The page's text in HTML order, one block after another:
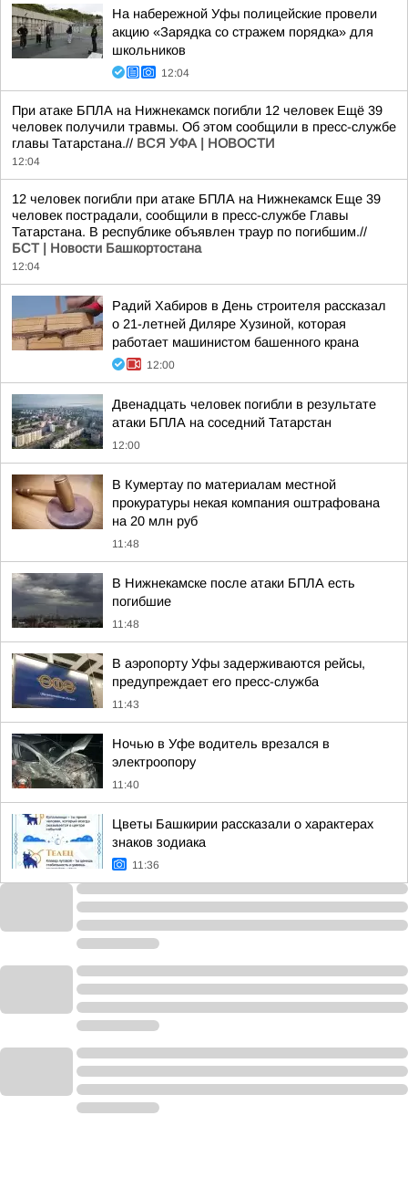
На набережной Уфы полицейские провели
акцию «Зарядка со стражем порядка» для
школьников
12:04
При атаке БПЛА на Нижнекамск погибли 12 человек Ещё 39
человек получили травмы. Об этом сообщили в пресс-службе
главы Татарстана.// ВСЯ УФА | НОВОСТИ
12:04
12 человек погибли при атаке БПЛА на Нижнекамск Еще 39
человек пострадали, сообщили в пресс-службе Главы
Татарстана. В республике объявлен траур по погибшим.//
БСТ | Новости Башкортостана
12:04
Радий Хабиров в День строителя рассказал
о 21-летней Диляре Хузиной, которая
работает машинистом башенного крана
12:00
Двенадцать человек погибли в результате
атаки БПЛА на соседний Татарстан
12:00
В Кумертау по материалам местной
прокуратуры некая компания оштрафована
на 20 млн руб
11:48
В Нижнекамске после атаки БПЛА есть
погибшие
11:48
В аэропорту Уфы задерживаются рейсы,
предупреждает его пресс-служба
11:43
Ночью в Уфе водитель врезался в
электроопору
11:40
Цветы Башкирии рассказали о характерах
знаков зодиака
11:36